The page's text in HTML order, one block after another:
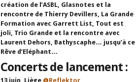
création de l’ASBL, Glasnotes et la
rencontre de Thierry Devillers, La Grande
Formation avec Garrett List, Tout est
joli, Trio Grande et la rencontre avec
Laurent Dehors, Bathyscaphe… jusqu’à ce
Rêve d’Eléphant…
Concerts de lancement :
13 juin, Liège @Reflektor